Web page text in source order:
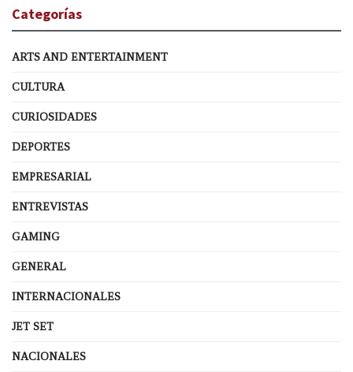
Categorías
ARTS AND ENTERTAINMENT
CULTURA
CURIOSIDADES
DEPORTES
EMPRESARIAL
ENTREVISTAS
GAMING
GENERAL
INTERNACIONALES
JET SET
NACIONALES